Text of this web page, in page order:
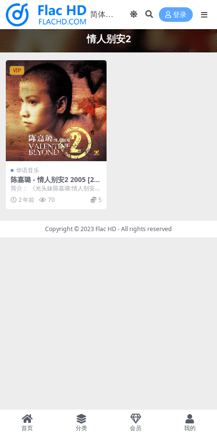
登录
情人别安2
VIP
华语音乐
陈嘉璐 - 情人别安2 2005 [24
bit/96kHz] [Hi-Res Flac 938
MB]
简介： 《光头妹陈嘉璐:情人别安
2》Beyond终于谢幕了，刚满了22
岁。世间行...
2 年前 70 5
Copyright © 2023 Flac HD- All rights reserved
首页 分类 会员 我的